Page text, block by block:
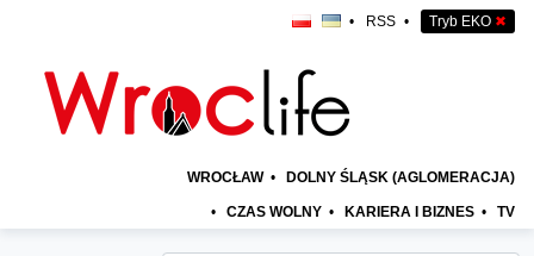
• RSS • Tryb EKO ✖
WROCŁAW • DOLNY ŚLĄSK (AGLOMERACJA)
• CZAS WOLNY • KARIERA I BIZNES • TV